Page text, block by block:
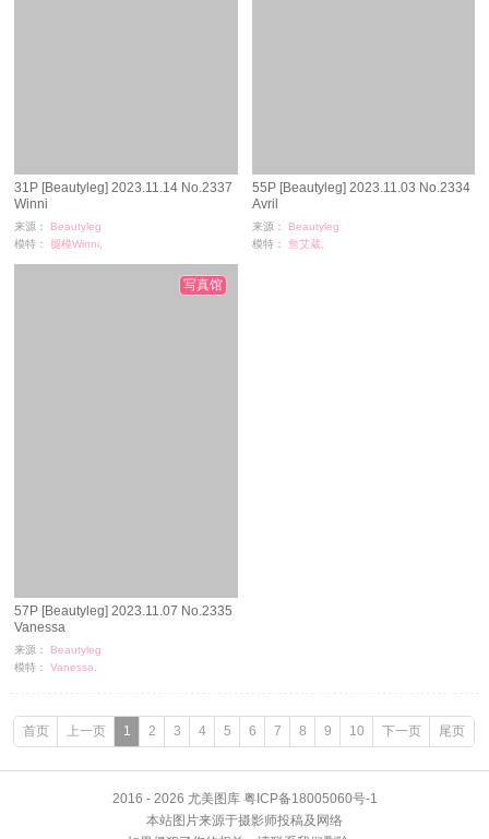
31P [Beautyleg] 2023.11.14 No.2337
Winni
来源：
Beautyleg
模特：
腿模Winni,
55P [Beautyleg] 2023.11.03 No.2334
Avril
来源：
Beautyleg
模特：
詹艾葳,
57P [Beautyleg] 2023.11.07 No.2335
Vanessa
来源：
Beautyleg
模特：
Vanessa,
写真馆
首页 上一页 1 2 3 4 5 6 7 8 9 10 下一页 尾页
2016 - 2026 尤美图库 粤ICP备18005060号-1
本站图片来源于摄影师投稿及网络